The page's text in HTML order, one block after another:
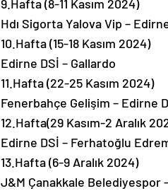
9.Hafta (8-11 Kasım 2024)
Hdı Sigorta Yalova Vip –
10.Hafta (15-18 Kasım 2024)
Edirne DSİ – Gallardo
11.Hafta (22-25 Kasım 2024)
Fenerbahçe Gelişim – Edirne
12.Hafta(29 Kasım-2 Aralık
Edirne DSİ – Ferhatoğlu
13.Hafta (6-9 Aralık 2024)
J&M Çanakkale Belediyespor